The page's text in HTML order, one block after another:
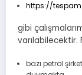
https://
gibi
varılabilecektir.
bazı petrol